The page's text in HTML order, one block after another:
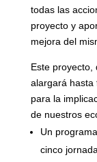
todas las
proyecto y
mejora del
Este proyecto,
alargará hasta
para la
de nuestros
Un
cinco